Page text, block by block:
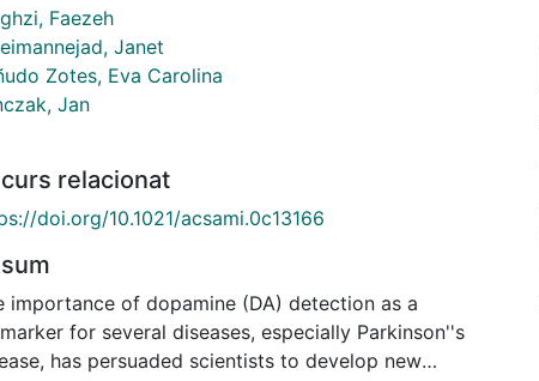
Faezeh
Janet
Zotes, Eva Carolina
Jan
relacionat
doi.org/10.1021/acsami.0c13166
importance of dopamine (DA) detection as a
for several diseases, especially Parkinson''s
has persuaded scientists to develop new